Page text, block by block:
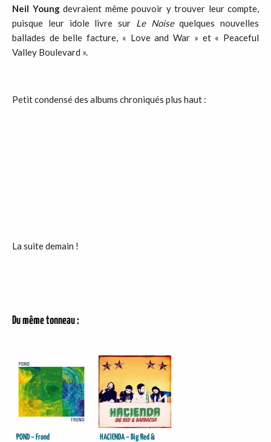
Neil Youngdevraient même pouvoir y trouver leur compte,
puisque leur idole livre sur Le Noisequelques nouvelles
ballades de belle facture, « Love and War » et « Peaceful
Valley Boulevard ».
Petit condensé des albums chroniqués plus haut :
La suite demain !
Du même tonneau :
POND – Frond
HACIENDA – Big Red &